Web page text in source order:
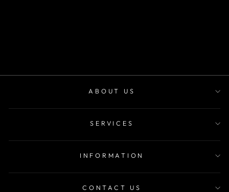
ABOUT US
SERVICES
INFORMATION
CONTACT US